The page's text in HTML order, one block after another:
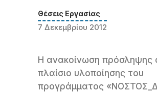
Θέσεις Εργασίας
7 Δεκεμβρίου 2012
Η ανακοίνωση πρόσληψης
πλαίσιο υλοποίησης του
προγράμματος